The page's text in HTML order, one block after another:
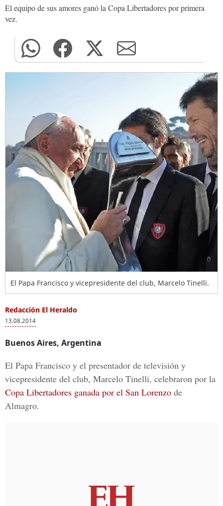
El equipo de sus amores ganó la Copa Libertadores por primera
vez.
El Papa Francisco y vicepresidente del club, Marcelo Tinelli.
Redacción El Heraldo
13.08.2014
Buenos Aires, Argentina
El Papa Francisco y el presentador de televisión y
vicepresidente del club, Marcelo Tinelli, celebraron por la
Copa Libertadores ganada por el San Lorenzo de
Almagro.